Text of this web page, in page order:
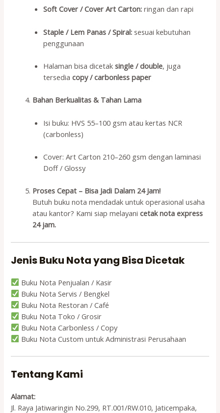
Soft Cover / Cover Art Carton: ringan dan rapi
Staple / Lem Panas / Spiral: sesuai kebutuhan
penggunaan
Halaman bisa dicetaksingle / double, juga
tersediacopy / carbonless paper
Bahan Berkualitas & Tahan Lama
Isi buku: HVS 55–100 gsm atau kertas NCR
(carbonless)
Cover: Art Carton 210–260 gsm dengan laminasi
Doff / Glossy
Proses Cepat – Bisa Jadi Dalam 24 Jam!
Butuh buku nota mendadak untuk operasional usaha
atau kantor? Kami siap melayanicetak nota express
24 jam.
Jenis Buku Nota yang Bisa Dicetak
Buku Nota Penjualan / Kasir
Buku Nota Servis / Bengkel
Buku Nota Restoran / Café
Buku Nota Toko / Grosir
Buku Nota Carbonless / Copy
Buku Nota Custom untuk Administrasi Perusahaan
Tentang Kami
Alamat:
Jl. Raya Jatiwaringin No.299, RT.001/RW.010, Jaticempaka,